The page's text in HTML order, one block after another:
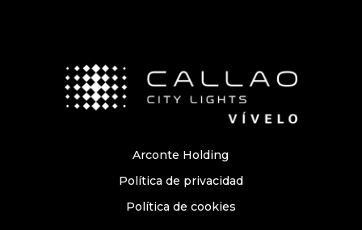
Arconte Holding
Política de privacidad
Política de cookies